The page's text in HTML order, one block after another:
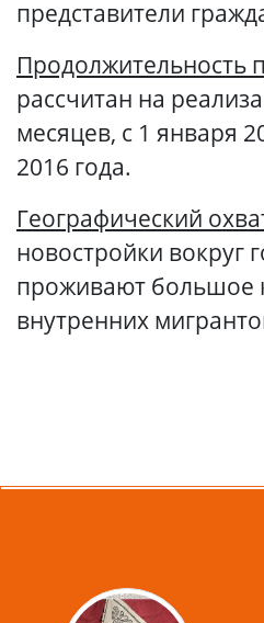
представители
Продолжительность
рассчитан на
месяцев, с 1 января
2016 года.
Географический
новостройки вокруг
проживают большое
внутренних